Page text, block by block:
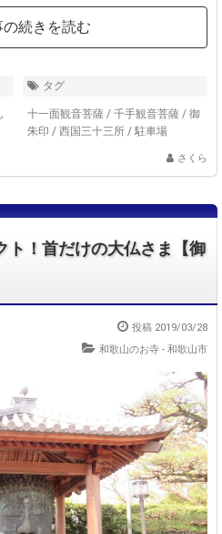
の続きを読む
タグ
十一面観音菩薩 / 千手観音菩薩 / 御
朱印 / 西国三十三所 / 駐車場
さくら
！首だけの大仏さま【御
投稿 2019/03/28
和歌山のお寺 - 和歌山市